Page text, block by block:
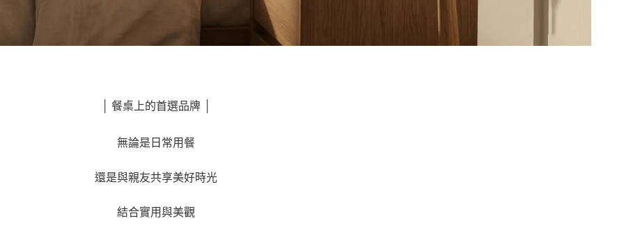
│ 餐桌上的首選品牌 │
無論是日常用餐
還是與親友共享美好時光
結合實用與美觀